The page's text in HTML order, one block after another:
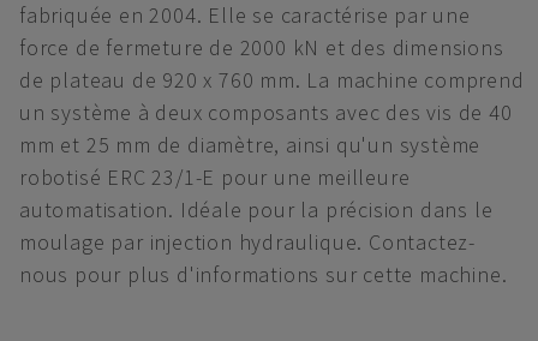
fabriquée en 2004. Elle se caractérise par une
force de fermeture de 2000 kN et des dimensions
de plateau de 920 x 760 mm. La machine comprend
un système à deux composants avec des vis de 40
mm et 25 mm de diamètre, ainsi qu'un système
robotisé ERC 23/1-E pour une meilleure
automatisation. Idéale pour la précision dans le
moulage par injection hydraulique. Contactez-
nous pour plus d'informations sur cette machine.